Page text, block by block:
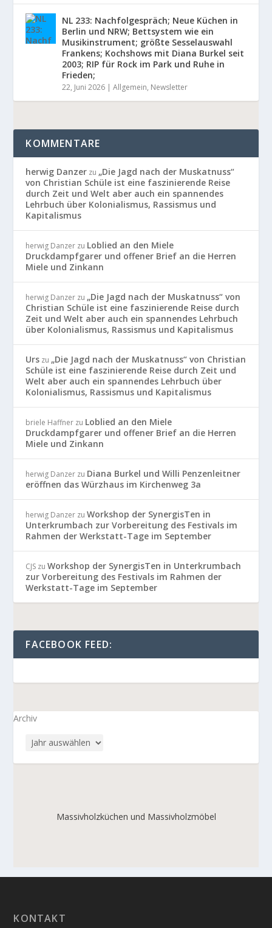
NL 233: Nachfolgespräch; Neue Küchen in
Berlin und NRW; Bettsystem wie ein
Musikinstrument; größte Sesselauswahl
Frankens; Kochshows mit Diana Burkel seit
2003; RIP für Rock im Park und Ruhe in
Frieden;
22, Juni 2026 |Allgemein, Newsletter
KOMMENTARE
herwig Danzer zu „Die Jagd nach der Muskatnuss“
von Christian Schüle ist eine faszinierende Reise
durch Zeit und Welt aber auch ein spannendes
Lehrbuch über Kolonialismus, Rassismus und
Kapitalismus
herwig Danzer zu Loblied an den Miele
Druckdampfgarer und offener Brief an die Herren
Miele und Zinkann
herwig Danzer zu „Die Jagd nach der Muskatnuss“ von
Christian Schüle ist eine faszinierende Reise durch
Zeit und Welt aber auch ein spannendes Lehrbuch
über Kolonialismus, Rassismus und Kapitalismus
Urs zu „Die Jagd nach der Muskatnuss“ von Christian
Schüle ist eine faszinierende Reise durch Zeit und
Welt aber auch ein spannendes Lehrbuch über
Kolonialismus, Rassismus und Kapitalismus
briele Haffner zu Loblied an den Miele
Druckdampfgarer und offener Brief an die Herren
Miele und Zinkann
herwig Danzer zu Diana Burkel und Willi Penzenleitner
eröffnen das Würzhaus im Kirchenweg 3a
herwig Danzer zuWorkshop der SynergisTen in
Unterkrumbach zur Vorbereitung des Festivals im
Rahmen der Werkstatt-Tage im September
CJS zuWorkshop der SynergisTen in Unterkrumbach
zur Vorbereitung des Festivals im Rahmen der
Werkstatt-Tage im September
FACEBOOK FEED:
Archiv
Massivholzküchen und Massivholzmöbel
KONTAKT